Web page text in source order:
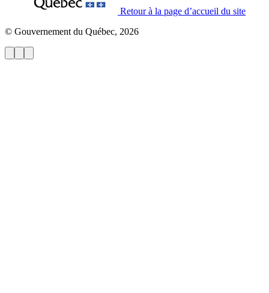
Retour à la page d’accueil du site
© Gouvernement du Québec, 2026